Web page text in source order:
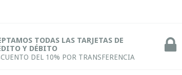
TODAS LAS TARJETAS DE
Y DÉBITO
DEL 10% POR TRANSFERENCIA